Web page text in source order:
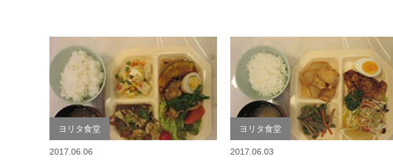
ヨリタ食堂
2017.06.06
ヨリタ食堂
2017.06.03